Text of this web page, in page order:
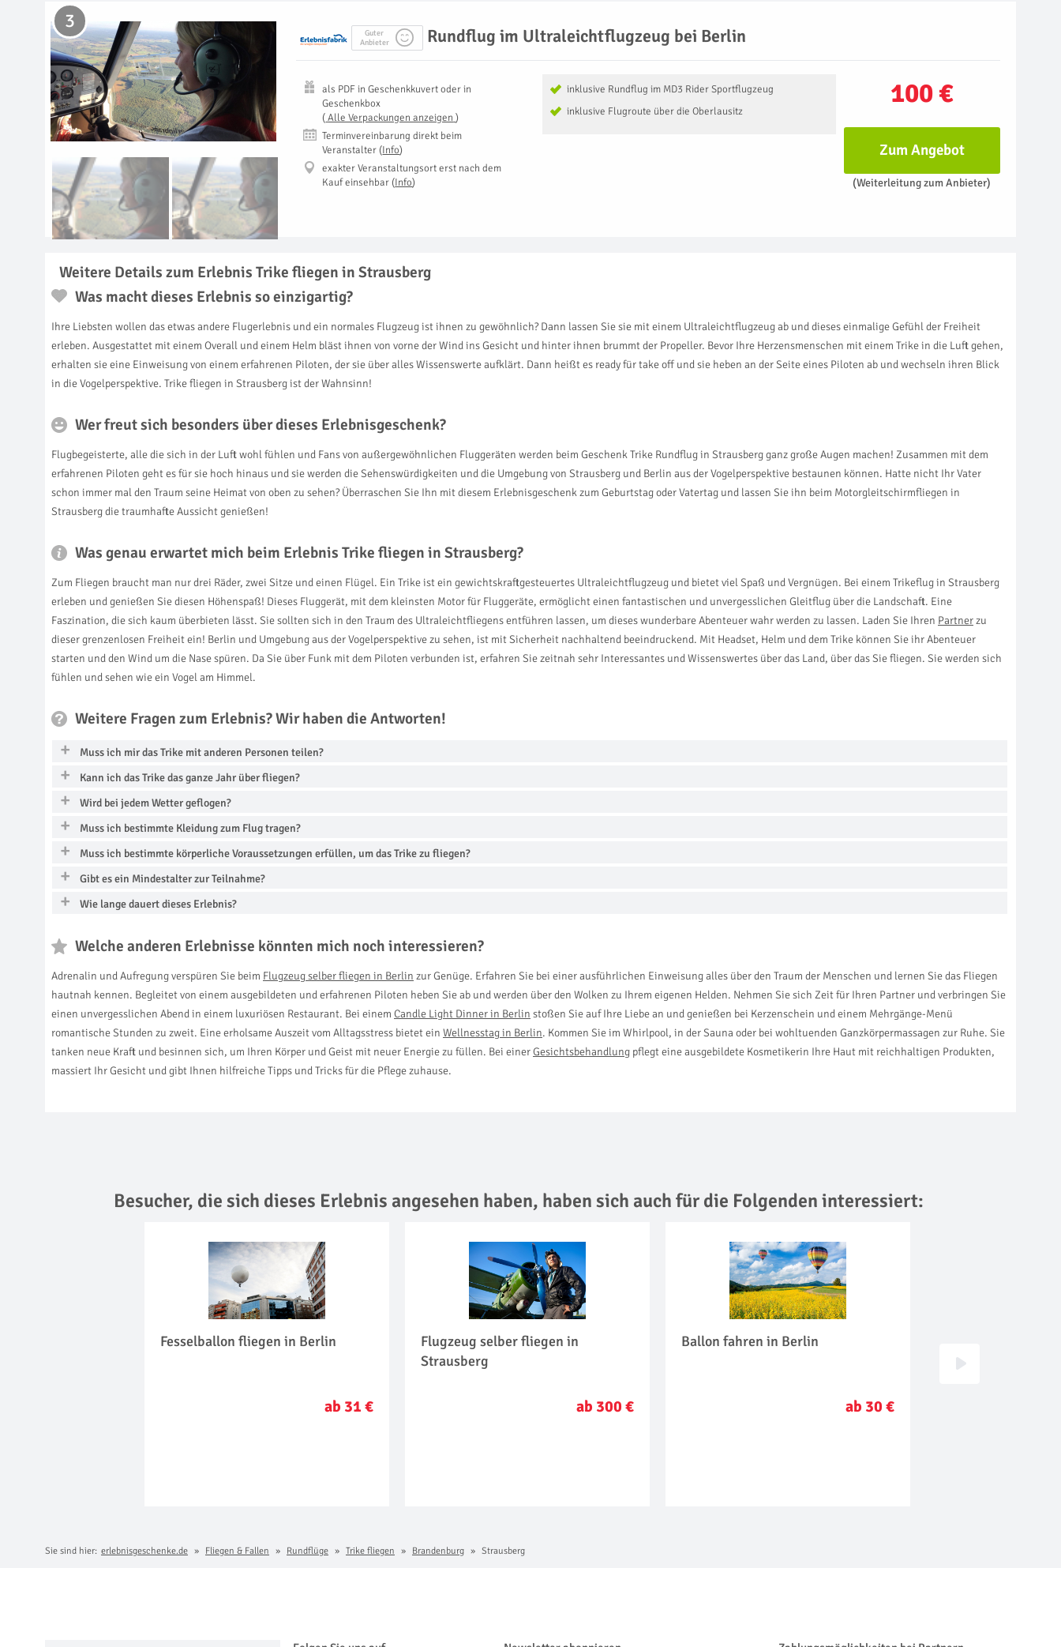
Guter
Anbieter
Rundflug im Ultraleichtflugzeug bei Berlin
3
100 €
inklusive Rundflug im MD3 Rider Sportflugzeug
inklusive Flugroute über die Oberlausitz
als PDFinGeschenkkuvert oder in
Geschenkbox
( Alle Verpackungen anzeigen )
Terminvereinbarung direkt beim
Veranstalter (Info)
exakter Veranstaltungsort erst nach dem
Kauf einsehbar (Info)
Zum Angebot
(Weiterleitung zum Anbieter)
Weitere Details zum Erlebnis Trike fliegen in Strausberg
Was macht dieses Erlebnis so einzigartig?
Ihre Liebsten wollen das etwas andere Flugerlebnis und ein normales Flugzeug ist ihnen zu gewöhnlich? Dann lassen Sie sie mit einem Ultraleichtflugzeug ab und dieses einmalige Gefühl der Freiheit
erleben. Ausgestattet mit einem Overall und einem Helm bläst ihnen von vorne der Wind ins Gesicht und hinter ihnen brummt der Propeller. Bevor Ihre Herzensmenschen mit einem Trike in die Luft gehen,
erhalten sie eine Einweisung von einem erfahrenen Piloten, der sie über alles Wissenswerte aufklärt. Dann heißt es ready für take off und sie heben an der Seite eines Piloten ab und wechseln ihren Blick
in die Vogelperspektive. Trike fliegen in Strausberg ist der Wahnsinn!
Wer freut sich besonders über dieses Erlebnisgeschenk?
Flugbegeisterte, alle die sich in der Luft wohl fühlen und Fans von außergewöhnlichen Fluggeräten werden beim Geschenk Trike Rundflug in Strausberg ganz große Augen machen! Zusammen mit dem
erfahrenen Piloten geht es für sie hoch hinaus und sie werden die Sehenswürdigkeiten und die Umgebung von Strausberg und Berlin aus der Vogelperspektive bestaunen können. Hatte nicht Ihr Vater
schon immer mal den Traum seine Heimat von oben zu sehen? Überraschen Sie Ihn mit diesem Erlebnisgeschenk zum Geburtstag oder Vatertag und lassen Sie ihn beim Motorgleitschirmfliegen in
Strausberg die traumhafte Aussicht genießen!
Was genau erwartet mich beim Erlebnis Trike fliegen in Strausberg?
Zum Fliegen braucht man nur drei Räder, zwei Sitze und einen Flügel. Ein Trike ist ein gewichtskraftgesteuertes Ultraleichtflugzeug und bietet viel Spaß und Vergnügen. Bei einem Trikeflug in Strausberg
erleben und genießen Sie diesen Höhenspaß! Dieses Fluggerät, mit dem kleinsten Motor für Fluggeräte, ermöglicht einen fantastischen und unvergesslichen Gleitflug über die Landschaft. Eine
Faszination, die sich kaum überbieten lässt. Sie sollten sich in den Traum des Ultraleichtfliegens entführen lassen, um dieses wunderbare Abenteuer wahr werden zu lassen. Laden Sie Ihren Partnerzu
dieser grenzenlosen Freiheit ein! Berlin und Umgebung aus der Vogelperspektive zu sehen, ist mit Sicherheit nachhaltend beeindruckend. Mit Headset, Helm und dem Trike können Sie ihr Abenteuer
starten und den Wind um die Nase spüren. Da Sie über Funk mit dem Piloten verbunden ist, erfahren Sie zeitnah sehr Interessantes und Wissenswertes über das Land, über das Sie fliegen. Sie werden sich
fühlen und sehen wie ein Vogel am Himmel.
Weitere Fragen zum Erlebnis? Wir haben die Antworten!
Muss ich mir das Trike mit anderen Personen teilen?
Kann ich das Trike das ganze Jahr über fliegen?
Wird bei jedem Wetter geflogen?
Muss ich bestimmte Kleidung zum Flug tragen?
Muss ich bestimmte körperliche Voraussetzungen erfüllen, um das Trike zu fliegen?
Gibt es ein Mindestalter zur Teilnahme?
Wie lange dauert dieses Erlebnis?
Welche anderen Erlebnisse könnten mich noch interessieren?
Adrenalin und Aufregung verspüren Sie beim Flugzeug selber fliegen in Berlin zur Genüge. Erfahren Sie bei einer ausführlichen Einweisung alles über den Traum der Menschen und lernen Sie das Fliegen
hautnah kennen. Begleitet von einem ausgebildeten und erfahrenen Piloten heben Sie ab und werden über den Wolken zu Ihrem eigenen Helden. Nehmen Sie sich Zeit für Ihren Partner und verbringen Sie
einen unvergesslichen Abend in einem luxuriösen Restaurant. Bei einem Candle Light Dinner in Berlin stoßen Sie auf Ihre Liebe an und genießen bei Kerzenschein und einem Mehrgänge-Menü
romantische Stunden zu zweit. Eine erholsame Auszeit vom Alltagsstress bietet ein Wellnesstag in Berlin. Kommen Sie im Whirlpool, in der Sauna oder bei wohltuenden Ganzkörpermassagen zur Ruhe. Sie
tanken neue Kraft und besinnen sich, um Ihren Körper und Geist mit neuer Energie zu füllen. Bei einerGesichtsbehandlung pflegt eine ausgebildete Kosmetikerin Ihre Haut mit reichhaltigen Produkten,
massiert Ihr Gesicht und gibt Ihnen hilfreiche Tipps und Tricks für die Pflege zuhause.
Besucher, die sich dieses Erlebnis angesehen haben, haben sich auch für die Folgenden interessiert:
Fesselballon fliegen in Berlin
ab 31 €
Flugzeug selber fliegen in
Strausberg
ab 300 €
Ballon fahren in Berlin
ab 30 €
Sie sind hier: erlebnisgeschenke.de Fliegen & Fallen Rundflüge Trike fliegen Brandenburg Strausberg